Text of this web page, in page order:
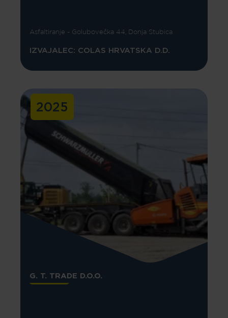
Asfaltiranje - Golubovečka 44, Donja Stubica
IZVAJALEC: COLAS HRVATSKA D.D.
2025
G. T. TRADE D.O.O.